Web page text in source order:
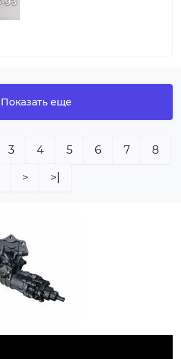
Показать еще
3 4 5 6 7 8
> >|